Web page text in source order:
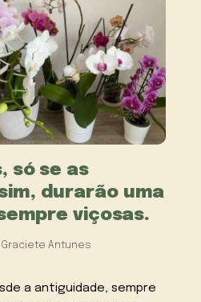
só se as
durarão uma
viçosas.
Graciete Antunes
a antiguidade, sempre